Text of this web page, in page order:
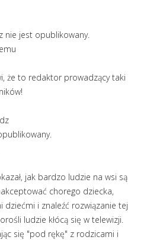
nie jest opublikowany.
że to redaktor prowadzący taki
jak bardzo ludzie na wsi są
chorego dziecka,
dziećmi i znaleźć rozwiązanie tej
ludzie kłócą się w telewizji.
się "pod rękę" z rodzicami i